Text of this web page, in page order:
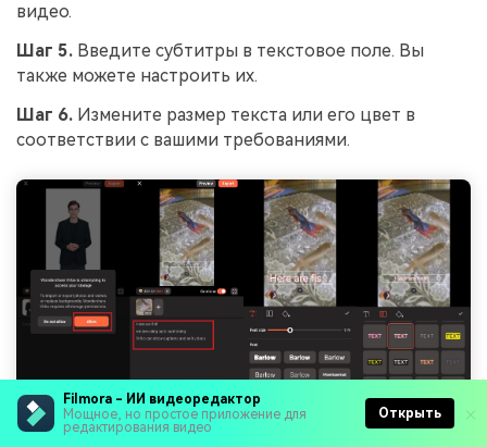
Filmora - ИИ видеоредактор
Мощное, но простое приложение для
редактирования видео
Открыть
видео.
Шаг 5. Введите субтитры в текстовое поле. Вы
также можете настроить их.
Шаг 6. Измените размер текста или его цвет в
соответствии с вашими требованиями.